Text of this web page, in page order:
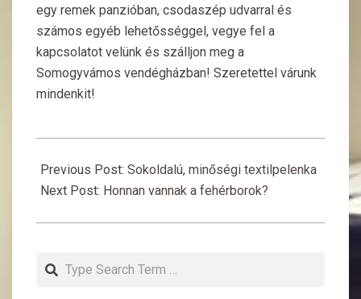
egy remek panzióban, csodaszép udvarral és
számos egyéb lehetősséggel, vegye fel a
kapcsolatot velünk és szálljon meg a
Somogyvámos vendégházban! Szeretettel várunk
mindenkit!
04-
18
Previous Post: Sokoldalú, minőségi textilpelenka
Next Post: Honnan vannak a fehérborok?
Search